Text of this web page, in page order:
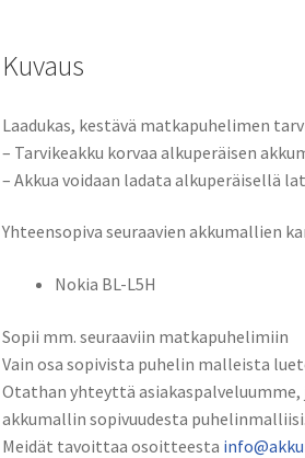
1551
Li-
Ion
1300mAh
/
L5H
määrä
Kuvaus
Laadukas, kestävä matkapuhelimen
– Tarvikeakku korvaa alkuperäisen
– Akkua voidaan ladata alkuperäisellä
Yhteensopiva seuraavien akkumallien
Nokia BL-L5H
Sopii mm. seuraaviin matkapuhelimiin
Vain osa sopivista puhelin malleista
Otathan yhteyttä
akkumallin sopivuudesta puhelinmalliisi.
Meidät tavoittaa osoitteesta